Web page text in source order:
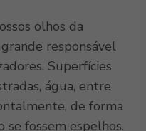
olhos da
responsável
Superfícies
água, entre
de forma
se fossem espelhos.